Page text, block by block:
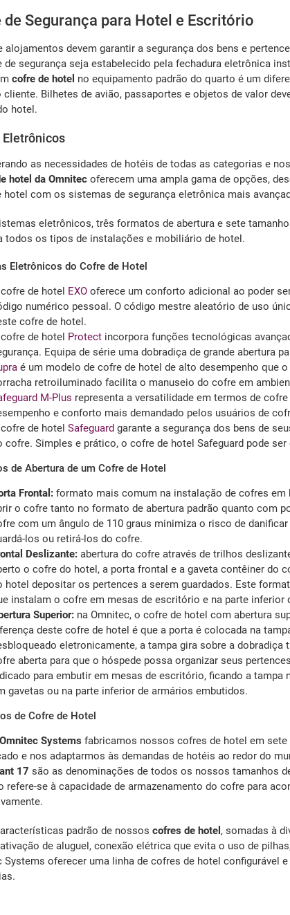
de Segurança para Hotel e Escritório
alojamentos devem garantir a segurança dos bens e
de segurança seja estabelecido pela fechadura eletrônica
cofre de hotel no equipamento padrão do quarto é um
cliente. Bilhetes de avião, passaportes e objetos de valor
hotel.
as necessidades de hotéis de todas as categorias e
hotel da Omnitecoferecem uma ampla gama de opções,
hotel com os sistemas de segurança eletrônica mais
eletrônicos, três formatos de abertura e sete
todos os tipos de instalações e mobiliário de hotel.
Eletrônicos do Cofre de Hotel
de hotel EXOoferece um conforto adicional ao poder
numérico pessoal. O código mestre aleatório de uso
cofre de hotel.
de hotel Protectincorpora funções tecnológicas
Equipa de série uma dobradiça de grande abertura
é um modelo de cofre de hotel de alto desempenho que
retroiluminado facilita o manuseio do cofre em
M-Plus representa a versatilidade em termos de
e conforto mais demandado pelos usuários de
de hotel Safeguardgarante a segurança dos bens de
cofre. Simples e prático, o cofre de hotel Safeguard pode
de Abertura de um Cofre de Hotel
Frontal:formato mais comum na instalação de cofres em
o cofre tanto no formato de abertura padrão quanto com
com um ângulo de 110 graus minimiza o risco de
los ou retirá-los do cofre.
Deslizante:abertura do cofre através de trilhos
o cofre do hotel, a porta frontal e a gaveta contêiner do
hotel depositar os pertences a serem guardados. Este
instalam o cofre em mesas de escritório e na parte inferior
Superior:na Omnitec, o cofre de hotel com abertura
deste cofre de hotel é que a porta é colocada na
eletronicamente, a tampa gira sobre a
aberta para que o hóspede possa organizar seus
para embutir em mesas de escritório, ficando a
gavetas ou na parte inferior de armários embutidos.
de Cofre de Hotel
Systems fabricamos nossos cofres de hotel em
e nos adaptarmos às demandas de hotéis ao redor do
17 são as denominações de todos os nossos tamanhos
refere-se à capacidade de armazenamento do cofre para
padrão de nossos cofres de hotel , somadas à
de aluguel, conexão elétrica que evita o uso de
Systems oferecer uma linha de cofres de hotel configurável